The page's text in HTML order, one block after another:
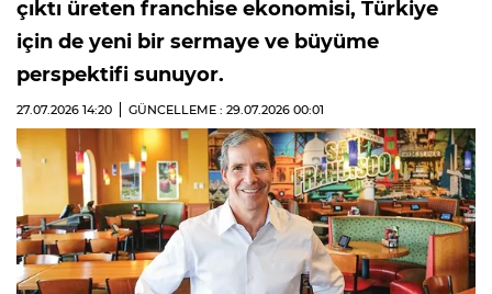
çıktı üreten franchise ekonomisi, Türkiye
için de yeni bir sermaye ve büyüme
perspektifi sunuyor.
27.07.2026 14:20 GÜNCELLEME : 29.07.2026 00:01